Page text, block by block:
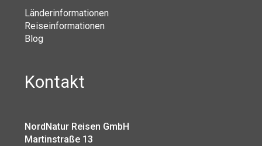
Länderinformationen
Reiseinformationen
Blog
Kontakt
NordNatur Reisen GmbH
Martinstraße 13